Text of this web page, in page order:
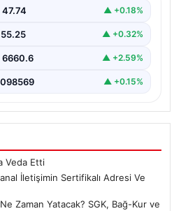
seviyeli bir şekilde
47.74 ▲ +0.18%
55.25 ▲ +0.32%
6660.6 ▲ +2.59%
▲ +0.15%
Veda Etti
İletişimin Sertifikalı Adresi Ve
Zaman Yatacak? SGK, Bağ-Kur ve